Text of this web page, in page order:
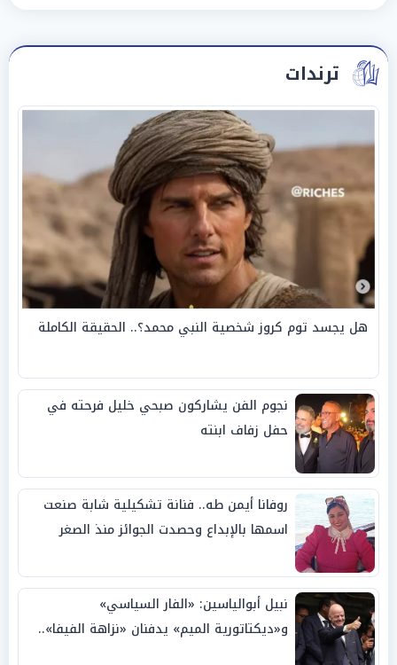
ترندات
هل يجسد توم كروز شخصية النبي محمد؟.. الحقيقة الكاملة
نجوم الفن يشاركون صبحي خليل فرحته في
حفل زفاف ابنته
روفانا أيمن طه.. فنانة تشكيلية شابة صنعت
اسمها بالإبداع وحصدت الجوائز منذ الصغر
نبيل أبوالياسين: «الفار السياسي»
و«ديكتاتورية الميم» يدفنان «نزاهة الفيفا»..